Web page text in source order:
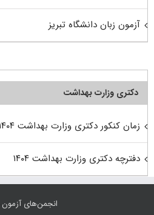
آزمون زبان دانشگاه تبریز
دکتری وزارت بهداشت
زمان کنکور دکتری وزارت بهداشت ۱۴۰۴
دفترچه دکتری وزارت بهداشت ۱۴۰۴
انجمن‌های